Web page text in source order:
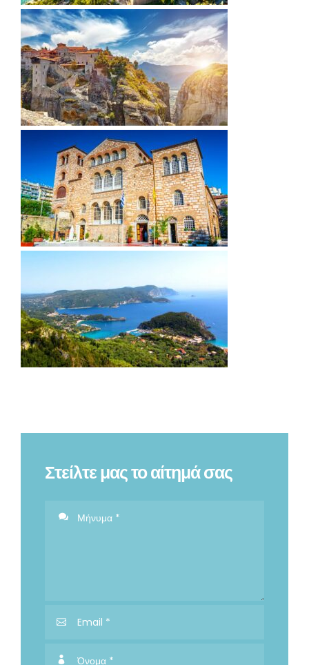
Στείλτε μας το αίτημά σας